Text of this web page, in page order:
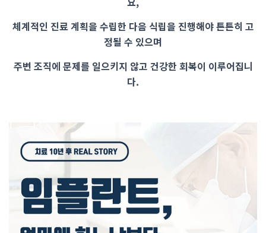
체계적인 진료 계획을 수립한 다음 식립을 진행해야 튼튼히 고
정될 수 있으며
주변 조직에 문제를 일으키지 않고 건강한 회복이 이루어집니
다.